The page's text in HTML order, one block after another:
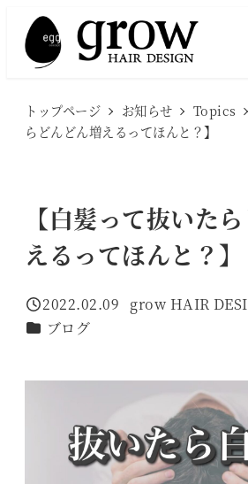
トップページ お知らせ Topics
らどんどん増えるってほんと？】
【白髪って抜いた
えるってほんと？】
投稿日
2022.02.09
著
grow HAIR
カテゴリー
ブログ